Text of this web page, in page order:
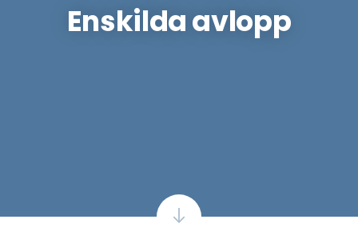
Enskilda avlopp